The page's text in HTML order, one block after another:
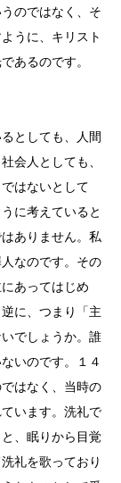
のではなく、そ
うに、キリスト
あるのです。
としても、人間
会人としても、
はないとして
に考えていると
ありません。私
なのです。その
あってはじめ
に、つまり「主
でしょうか。誰
いのです。１４
はなく、当時の
います。洗礼で
、眠りから目覚
礼を歌っており